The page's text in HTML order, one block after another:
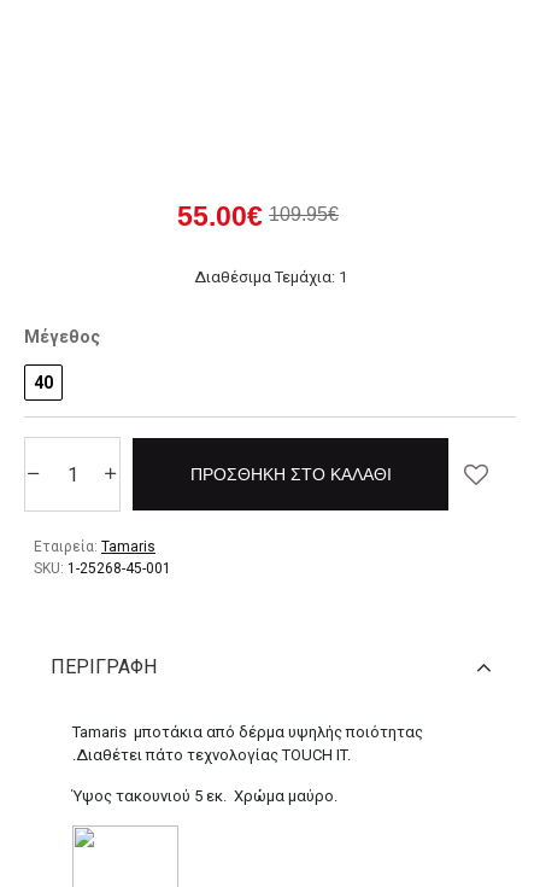
Εταιρεία: Tamaris
SKU: 1-25268-45-001
55.00€ 109.95€
Διαθέσιμα Τεμάχια: 1
Μέγεθος
40
ΠΡΟΣΘΉΚΗ ΣΤΟ ΚΑΛΆΘΙ
ΠΕΡΙΓΡΑΦΉ
Tamaris μποτάκια από δέρμα υψηλής ποιότητας
.Διαθέτει πάτο τεχνολογίας TOUCH IT.
Ύψος τακουνιού 5 εκ. Χρώμα μαύρο.